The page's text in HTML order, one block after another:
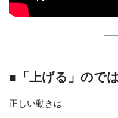
■「上げる」ので
正しい動きは